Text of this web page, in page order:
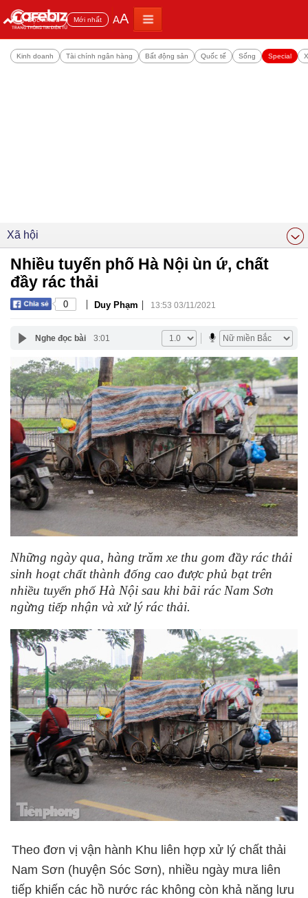
Đọc nhiều Mới nhất AA
Kinh doanh Tài chính ngân hàng Bất động sản Quốc tế Sống Special
Xã hội
Nhiều tuyến phố Hà Nội ùn ứ, chất
đầy rác thải
0 | Duy Phạm | 13:53 03/11/2021
Nghe đọc bài 3:01
Những ngày qua, hàng trăm xe thu gom đầy rác thải
sinh hoạt chất thành đống cao được phủ bạt trên
nhiều tuyến phố Hà Nội sau khi bãi rác Nam Sơn
ngừng tiếp nhận và xử lý rác thải.
Theo đơn vị vận hành Khu liên hợp xử lý chất thải
Nam Sơn (huyện Sóc Sơn), nhiều ngày mưa liên
tiếp khiến các hồ nước rác không còn khả năng lưu